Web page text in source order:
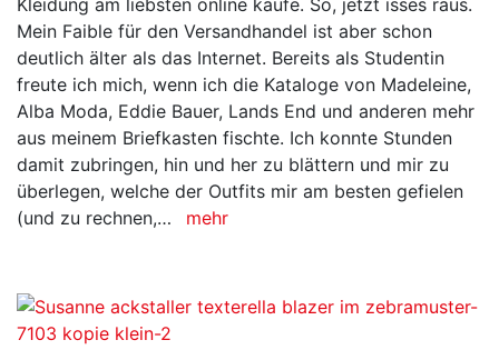
Mein Faible für den Versandhandel ist aber schon
deutlich älter als das Internet. Bereits als Studentin
freute ich mich, wenn ich die Kataloge von Madeleine,
Alba Moda, Eddie Bauer, Lands End und anderen mehr
aus meinem Briefkasten fischte. Ich konnte Stunden
damit zubringen, hin und her zu blättern und mir zu
überlegen, welche der Outfits mir am besten gefielen
(und zu rechnen,…
mehr